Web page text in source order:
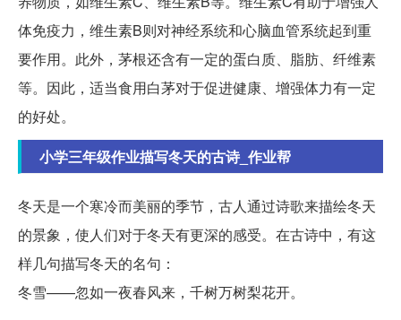
体免疫力，维生素B则对神经系统和心脑血管系统起到重
要作用。此外，茅根还含有一定的蛋白质、脂肪、纤维素
等。因此，适当食用白茅对于促进健康、增强体力有一定
的好处。
小学三年级作业描写冬天的古诗_作业帮
冬天是一个寒冷而美丽的季节，古人通过诗歌来描绘冬天
的景象，使人们对于冬天有更深的感受。在古诗中，有这
样几句描写冬天的名句：
冬雪——忽如一夜春风来，千树万树梨花开。